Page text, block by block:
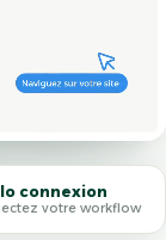
connexion
votre workflow